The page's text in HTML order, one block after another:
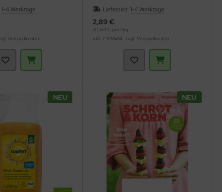
1-4 Werktage
Versandkosten
Lieferzeit:1-4 Werktage
2,89 €
20,64 € pro 1 kg
inkl. 7 % MwSt. zzgl.Versandkosten
NEU NEU